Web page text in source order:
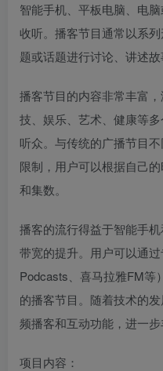
智能手机、平板电脑、电
收听。播客节目通常以系
题或话题进行讨论、讲述故
播客节目的内容非常丰富
技、娱乐、艺术、健康等
听众。与传统的广播节目
限制，用户可以根据自己
和集数。
播客的流行得益于智能手
带宽的提升。用户可以通
Podcasts、喜马拉雅FM等
的播客节目。随着技术的
频播客和互动功能，进一步
项目内容：